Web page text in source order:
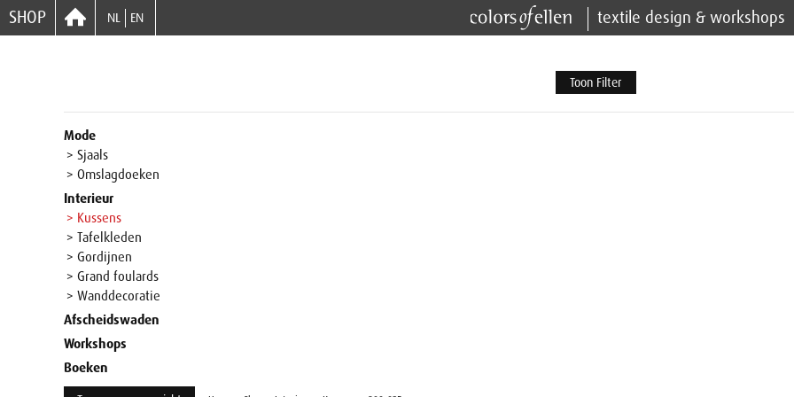
SHOP NL EN textile design & workshops
Toon Filter
Mode
> Sjaals
> Omslagdoeken
Interieur
> Kussens
> Tafelkleden
> Gordijnen
> Grand foulards
> Wanddecoratie
Afscheidswaden
Workshops
Boeken